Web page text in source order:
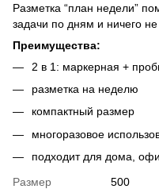
Разметка “план недели”
задачи по дням и ничего не
Преимущества:
2 в 1: маркерная +
разметка на неделю
компактный размер
многоразовое
подходит для дома,
Размер
500